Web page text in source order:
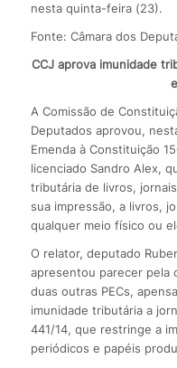
nesta quinta-feira (23).
Fonte: Câmara dos
CCJ aprova imunidade
A Comissão de
Deputados aprovou,
Emenda à Constituição
licenciado Sandro Alex,
tributária de livros,
sua impressão, a livros,
qualquer meio físico ou
O relator, deputado
apresentou parecer pela
duas outras PECs,
imunidade tributária a
441/14, que restringe a
periódicos e papéis